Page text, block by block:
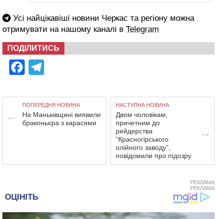
Усі найцікавіші новини Черкас та регіону можна
отримувати на нашому каналі в Telegram
ПОДІЛИТИСЬ
Facebook
ПОПЕРЕДНЯ НОВИНА
На Маньківщині виявили
браконьєра з карасями
НАСТУПНА НОВИНА
Двом чоловікам,
причетним до
рейдерства
“Красногірського
олійного заводу”,
повідомили про підозру
РЕКЛАМА
РЕКЛАМА